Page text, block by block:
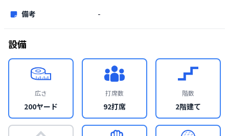
備考
-
設備
広さ
200ヤード
打席数
92打席
階数
2階建て